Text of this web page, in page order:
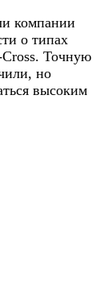
компании
о типах
Cross. Точную
но
высоким